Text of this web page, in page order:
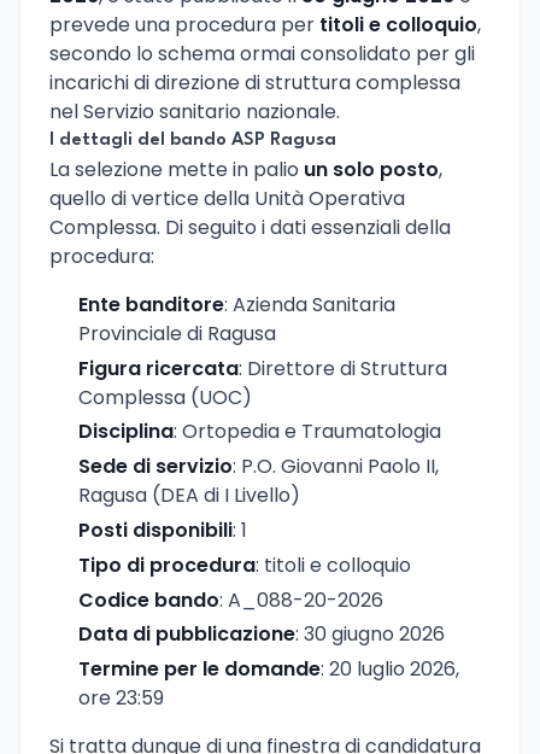
prevede una procedura per titoli e colloquio,
secondo lo schema ormai consolidato per gli
incarichi di direzione di struttura complessa
nel Servizio sanitario nazionale.
I dettagli del bando ASP Ragusa
La selezione mette in palio un solo posto,
quello di vertice della Unità Operativa
Complessa. Di seguito i dati essenziali della
procedura:
Ente banditore: Azienda Sanitaria
Provinciale di Ragusa
Figura ricercata: Direttore di Struttura
Complessa (UOC)
Disciplina: Ortopedia e Traumatologia
Sede di servizio: P.O. Giovanni Paolo II,
Ragusa (DEA di I Livello)
Posti disponibili: 1
Tipo di procedura: titoli e colloquio
Codice bando: A_088-20-2026
Data di pubblicazione: 30 giugno 2026
Termine per le domande: 20 luglio 2026,
ore 23:59
Si tratta dunque di una finestra di candidatura